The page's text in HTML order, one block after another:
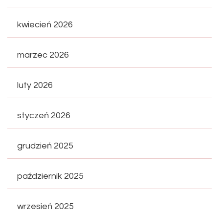
kwiecień 2026
marzec 2026
luty 2026
styczeń 2026
grudzień 2025
październik 2025
wrzesień 2025